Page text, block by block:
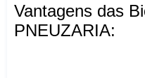
Vantagens das
PNEUZARIA: